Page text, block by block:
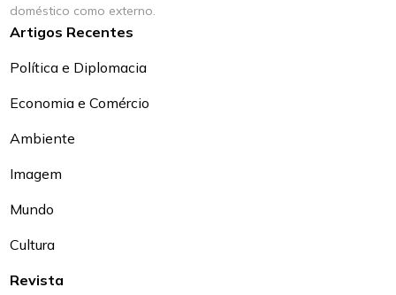
doméstico como externo.
Artigos Recentes
Política e Diplomacia
Economia e Comércio
Ambiente
Imagem
Mundo
Cultura
Revista